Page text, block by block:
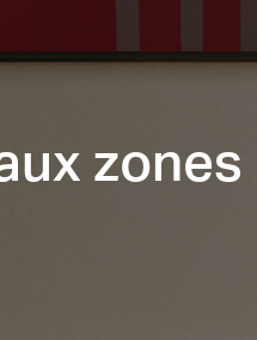
zones